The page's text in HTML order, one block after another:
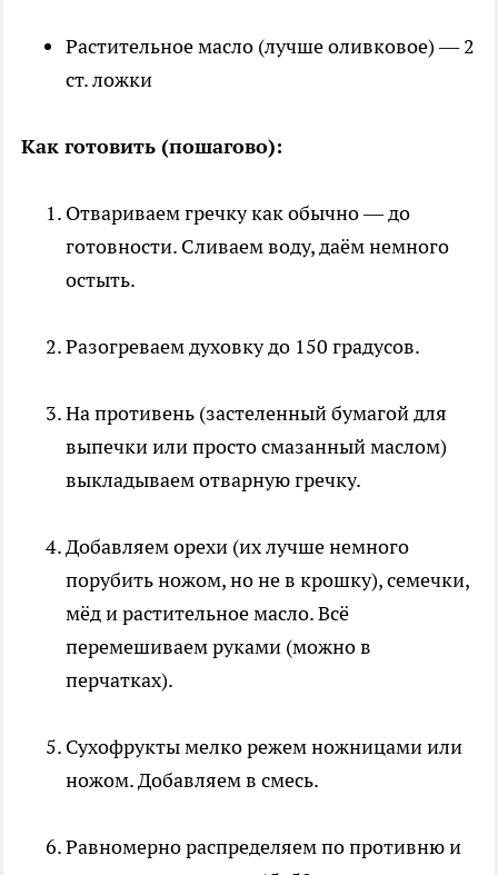
Растительное масло (лучше оливковое) — 2
ст. ложки
Как готовить (пошагово):
Отвариваем гречку как обычно — до
готовности. Сливаем воду, даём немного
остыть.
Разогреваем духовку до 150 градусов.
На противень (застеленный бумагой для
выпечки или просто смазанный маслом)
выкладываем отварную гречку.
Добавляем орехи (их лучше немного
порубить ножом, но не в крошку), семечки,
мёд и растительное масло. Всё
перемешиваем руками (можно в
перчатках).
Сухофрукты мелко режем ножницами или
ножом. Добавляем в смесь.
Равномерно распределяем по противню и